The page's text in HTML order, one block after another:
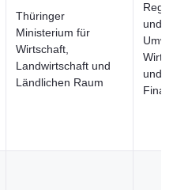
Thüringer
Ministerium für
Wirtschaft,
Landwirtschaft und
Ländlichen Raum
und
und